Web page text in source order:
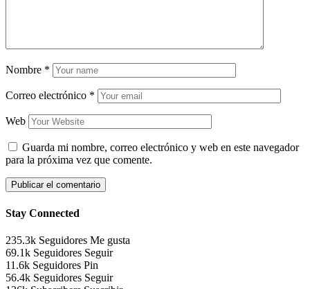
Nombre *
Correo electrónico *
Web
Guarda mi nombre, correo electrónico y web en este navegador
para la próxima vez que comente.
Stay Connected
235.3k Seguidores Me gusta
69.1k Seguidores Seguir
11.6k Seguidores Pin
56.4k Seguidores Seguir